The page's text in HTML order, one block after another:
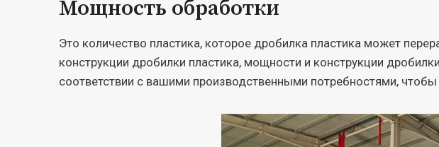
Мощность обработки
Это количество пластика, которое дробилка пластика может
конструкции дробилки пластика, мощности и конструкции
соответствии с вашими производственными потребностями, чтобы